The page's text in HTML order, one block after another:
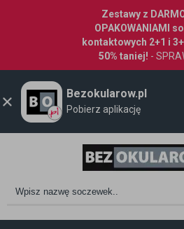
Zestawy z
OPAKOWANIAMI
kontaktowych 2+1 i
50% taniej! -
Bezokularow.pl
Pobierz aplikację